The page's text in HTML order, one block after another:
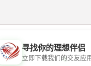
💖
寻找你的理想伴侣
立即下载我们的交友应用